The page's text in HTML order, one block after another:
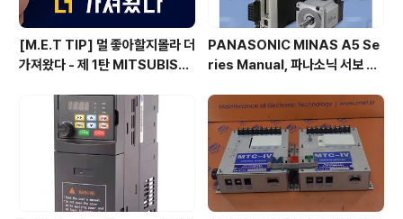
[M.E.T TIP] 멀 좋아할지몰라 더
가져왔다 - 제 1탄 MITSUBISHI
PANASONIC MINAS A5 Se
ries Manual, 파나소닉 서보 매